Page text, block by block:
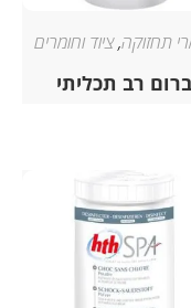
תחזוקה,ציוד וחומרים
ברום רב תכליתי